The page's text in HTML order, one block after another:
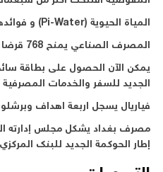
المياة الحيوية (Pi-Water) و فوائدها على صحة الإنسان
المصرف الصناعي يمنح 768 قرضا للمواطنين
يمكن الآن الحصول على بطاقة
الجديد للسفر والخدمات المصرفية
فياريال يسجل اربعة اهداف
مصرف بغداد يشكل مجلس إدارته
إطار الحوكمة الجديد للبنك المركزي